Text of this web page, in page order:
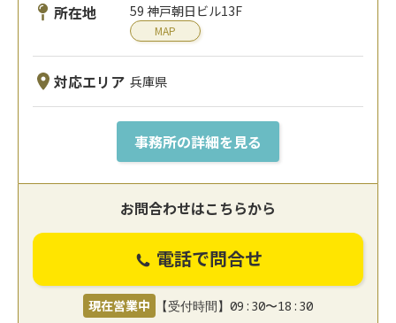
所在地
59 神戸朝日ビル13F
MAP
対応エリア 兵庫県
事務所の詳細を見る
お問合わせはこちらから
電話で問合せ
現在営業中 【受付時間】09:30〜18:30